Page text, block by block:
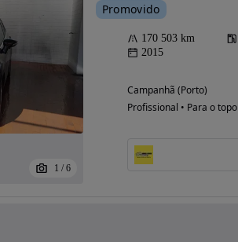
1 / 6
Promovido
170 503 km
2015
Campanhã (Porto)
Profissional • Para o topo